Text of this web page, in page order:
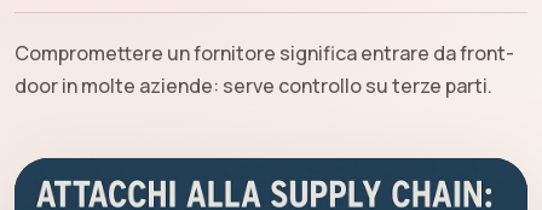
Compromettere un fornitore significa entrare da front-
door in molte aziende: serve controllo su terze parti.